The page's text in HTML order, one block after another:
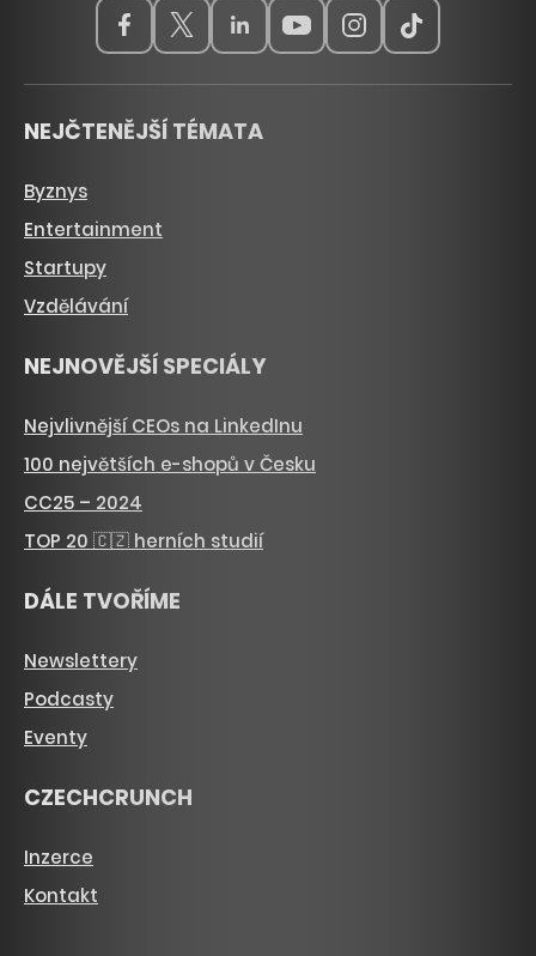
NEJČTENĚJŠÍ TÉMATA
Byznys
Entertainment
Startupy
Vzdělávání
NEJNOVĚJŠÍ SPECIÁLY
Nejvlivnější CEOs na LinkedInu
100 největších e-shopů v Česku
CC25 – 2024
TOP 20 🇨🇿 herních studií
DÁLE TVOŘÍME
Newslettery
Podcasty
Eventy
CZECHCRUNCH
Inzerce
Kontakt